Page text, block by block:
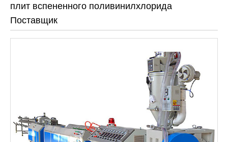
плит вспененного поливинилхлорида
Поставщик